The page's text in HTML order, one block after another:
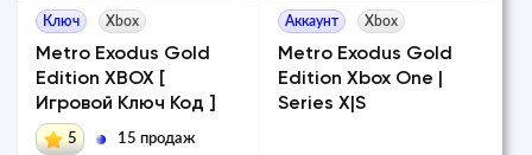
Ключ Xbox
Metro Exodus Gold
Edition XBOX [
Игровой Ключ Код ]
5 15 продаж
Аккаунт Xbox
Metro Exodus Gold
Edition Xbox One |
Series X|S